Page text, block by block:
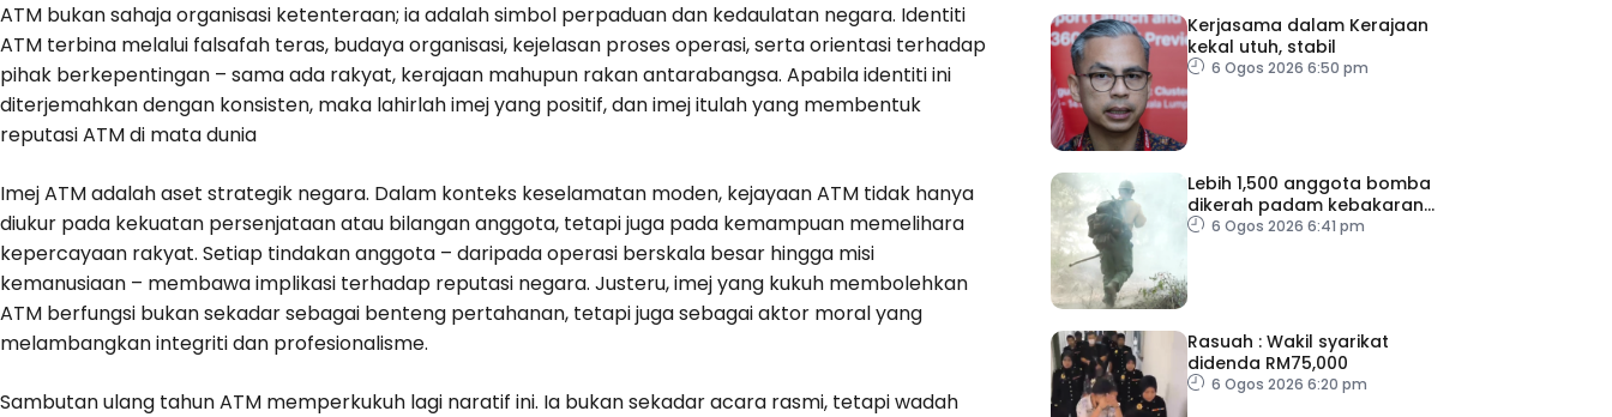
ATM bukan sahaja organisasi ketenteraan; ia adalah simbol perpaduan dan kedaulatan negara. Identiti
ATM terbina melalui falsafah teras, budaya organisasi, kejelasan proses operasi, serta orientasi terhadap
pihak berkepentingan – sama ada rakyat, kerajaan mahupun rakan antarabangsa. Apabila identiti ini
diterjemahkan dengan konsisten, maka lahirlah imej yang positif, dan imej itulah yang membentuk
reputasi ATM di mata dunia
Imej ATM adalah aset strategik negara. Dalam konteks keselamatan moden, kejayaan ATM tidak hanya
diukur pada kekuatan persenjataan atau bilangan anggota, tetapi juga pada kemampuan memelihara
kepercayaan rakyat. Setiap tindakan anggota – daripada operasi berskala besar hingga misi
kemanusiaan – membawa implikasi terhadap reputasi negara. Justeru, imej yang kukuh membolehkan
ATM berfungsi bukan sekadar sebagai benteng pertahanan, tetapi juga sebagai aktor moral yang
melambangkan integriti dan profesionalisme.
Sambutan ulang tahun ATM memperkukuh lagi naratif ini. Ia bukan sekadar acara rasmi, tetapi wadah
Kerjasama dalam Kerajaan
kekal utuh, stabil
6 Ogos 2026 6:50 pm
Lebih 1,500 anggota bomba
dikerah padam kebakaran
di Washington
6 Ogos 2026 6:41 pm
Rasuah : Wakil syarikat
didenda RM75,000
6 Ogos 2026 6:20 pm